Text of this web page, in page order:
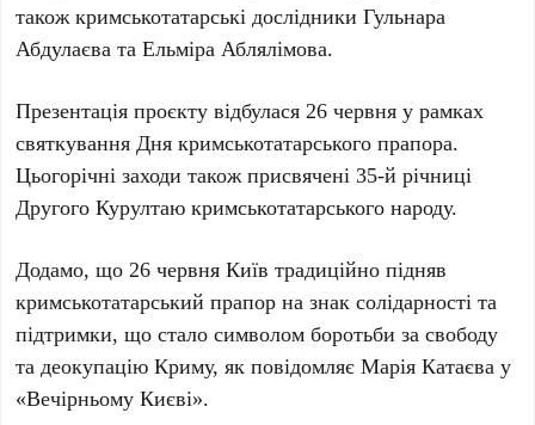
також кримськотатарські дослідникиГульнара
Абдулаєва таЕльміра Аблялімова.
Презентація проєкту відбулася26 червня у рамках
святкуванняДня кримськотатарського прапора.
Цьогорічні заходи також присвячені35-й річниці
Другого Курултаю кримськотатарського народу.
Додамо, що26 червня Київ традиційно підняв
кримськотатарський прапор на знак солідарності та
підтримки, що стало символом боротьби за свободу
та деокупаціюКриму, як повідомляєМарія Катаєва у
«Вечірньому Києві».